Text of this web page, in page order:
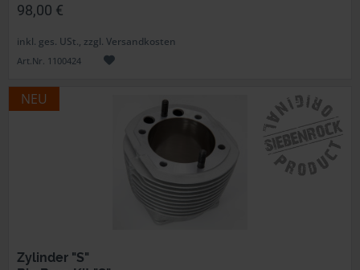
98,00 €
inkl. ges. USt., zzgl. Versandkosten
Art.Nr. 1100424
NEU
Zylinder "S"